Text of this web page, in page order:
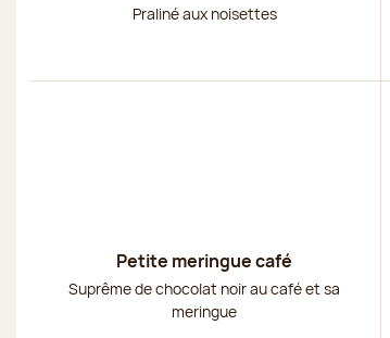
Praliné aux noisettes
Petite meringue café
Suprême de chocolat noir au café et sa
meringue